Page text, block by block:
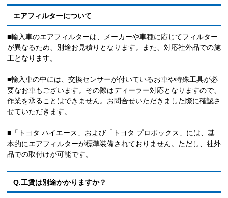
エアフィルターについて
■輸入車のエアフィルターは、メーカーや車種に応じてフィルター
が異なるため、別途お見積りとなります。また、対応社外品での施
工となります。
■輸入車の中には、交換センサーが付いているお車や特殊工具が必
要なお車もございます。その際はディーラー対応となりますので、
作業を承ることはできません。お問合せいただきました際に確認さ
せていただきます。
■「トヨタ ハイエース」および「トヨタ プロボックス」には、基
本的にエアフィルターが標準装備されておりません。ただし、社外
品での取付けが可能です。
Q.工賃は別途かかりますか？